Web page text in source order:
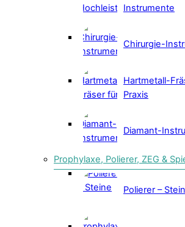
Instrumente
Chirurgie-
Hartmetall-
Praxis
Diamant-
Prophylaxe, Polierer, ZEG &
Polierer –